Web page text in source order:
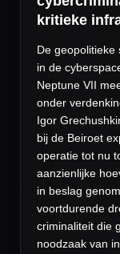
kritieke
De geopolitieke
in de
Neptune VII
onder
Igor
bij de Beiroet
operatie tot nu
aanzienlijke
in beslag
voortdurende
criminaliteit die
noodzaak van